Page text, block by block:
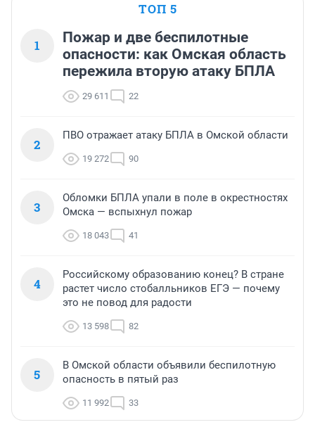
ТОП 5
1
Пожар и две беспилотные
опасности: как Омская область
пережила вторую атаку БПЛА
29 611 22
2
ПВО отражает атаку БПЛА в Омской области
19 272 90
3
Обломки БПЛА упали в поле в окрестностях
Омска — вспыхнул пожар
18 043 41
4
Российскому образованию конец? В стране
растет число стобалльников ЕГЭ — почему
это не повод для радости
13 598 82
5
В Омской области объявили беспилотную
опасность в пятый раз
11 992 33